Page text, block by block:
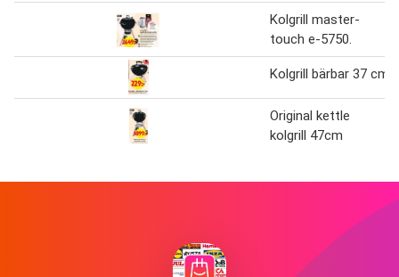
Kolgrill master-
touch e-5750.
Kolgrill bärbar 37 cm
Original kettle
kolgrill 47cm